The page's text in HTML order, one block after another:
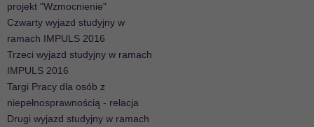
projekt "Wzmocnienie"
Czwarty wyjazd studyjny w
ramach IMPULS 2016
Trzeci wyjazd studyjny w ramach
IMPULS 2016
Targi Pracy dla osób z
niepełnosprawnością - relacja
Drugi wyjazd studyjny w ramach